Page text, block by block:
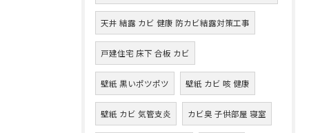
天井 結露 カビ 健康 防カビ結露対策工事
戸建住宅 床下 合板 カビ
壁紙 黒いポツポツ 壁紙 カビ 咳 健康
壁紙 カビ 気管支炎 カビ臭 子供部屋 寝室